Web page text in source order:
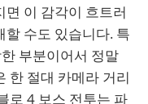
이 감각이 흐트러
수도 있습니다. 특
부분이어서 정말
한 절대 카메라 거리
로 4 보스 전투는 파